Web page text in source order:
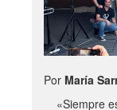
Por María
«Siempre